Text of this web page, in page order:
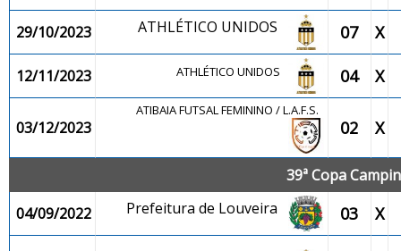
29/10/2023 ATHLÉTICO UNIDOS 07 X
12/11/2023 ATHLÉTICO UNIDOS 04 X
03/12/2023
ATIBAIA FUTSAL FEMININO / L.A.F.S.
02 X
39ª Copa
04/09/2022
Prefeitura de Louveira 03 X